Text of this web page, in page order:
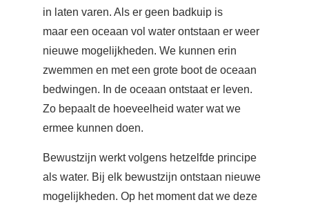
in laten varen. Als er geen badkuip is
maar een oceaan vol water ontstaan er weer
nieuwe mogelijkheden. We kunnen erin
zwemmen en met een grote boot de oceaan
bedwingen. In de oceaan ontstaat er leven.
Zo bepaalt de hoeveelheid water wat we
ermee kunnen doen.
Bewustzijn werkt volgens hetzelfde principe
als water. Bij elk bewustzijn ontstaan nieuwe
mogelijkheden. Op het moment dat we deze